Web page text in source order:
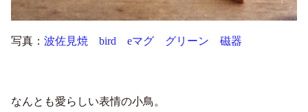
写真： 波佐見焼 bird eマグ グリーン 磁器
なんとも愛らしい表情の小鳥。